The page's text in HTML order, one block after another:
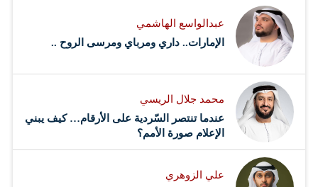
عبدالواسع الهاشمي
الإمارات.. داري ومرباي ومرسى الروح ..
محمد جلال الريسي
عندما تنتصر السّردية على الأرقام… كيف يبني
الإعلام صورة الأمم؟
علي الزوهري